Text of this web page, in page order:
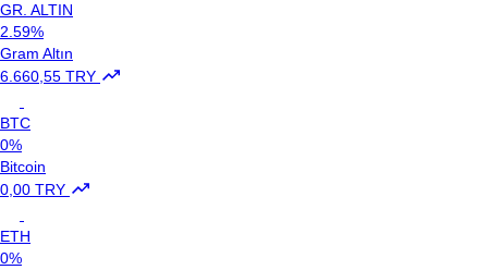
GR. ALTIN
2.59%
Gram Altın
6.660,55 TRY
BTC
0%
Bitcoin
0,00 TRY
ETH
0%